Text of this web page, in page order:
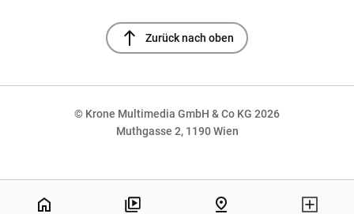
north Zurück nach oben
© Krone Multimedia GmbH & Co KG 2026
Muthgasse 2, 1190 Wien
home pin_drop
NaN%